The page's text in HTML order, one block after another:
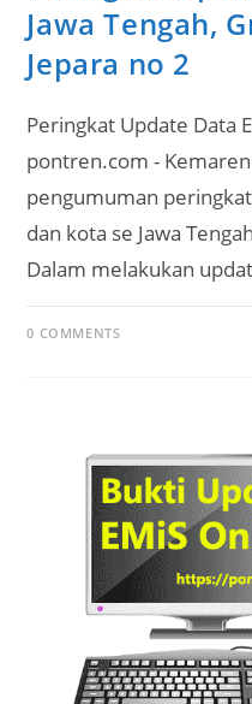
Jawa Tengah,
Jepara no 2
Peringkat Update Data
pontren.com -
pengumuman
dan kota se Jawa
Dalam melakukan
0 COMMENTS